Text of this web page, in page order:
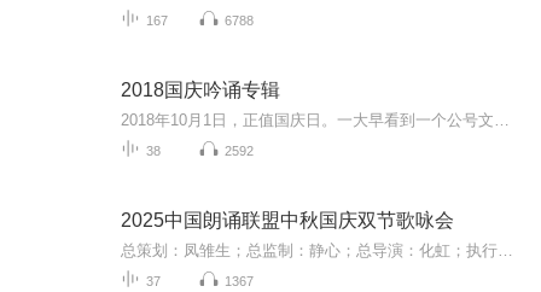
167 6788
2018国庆吟诵专辑
38 2592
2025中国朗诵联盟中秋国庆双节歌咏会
37 1367